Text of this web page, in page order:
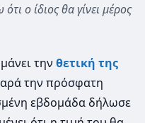
ο ίδιος θα γίνει μέρος
την θετική της
την πρόσφατη
εβδομάδα δήλωσε